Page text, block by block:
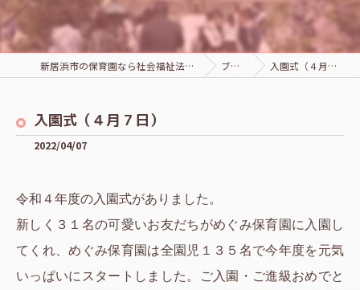
新居浜市の保育園なら社会福祉法人愛生会 ブログ 入園式（４月７日）
入園式（４月７日）
2022/04/07
令和４年度の入園式がありました。
新しく３１名の可愛いお友だちがめぐみ保育園に入園し
てくれ、めぐみ保育園は全園児１３５名で今年度を元気
いっぱいにスタートしました。ご入園・ご進級おめでと